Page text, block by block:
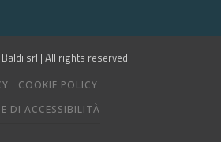
srl | All rights reserved
COOKIE POLICY
DI ACCESSIBILITÀ